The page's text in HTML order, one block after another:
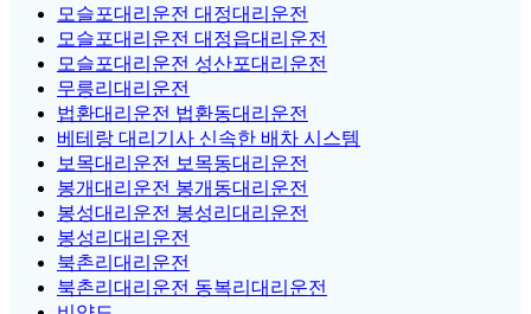
모슬포대리운전 대정대리운전
모슬포대리운전 대정읍대리운전
모슬포대리운전 성산포대리운전
무릉리대리운전
법환대리운전 법환동대리운전
베테랑 대리기사 신속한 배차 시스템
보목대리운전 보목동대리운전
봉개대리운전 봉개동대리운전
봉성대리운전 봉성리대리운전
봉성리대리운전
북촌리대리운전
북촌리대리운전 동복리대리운전